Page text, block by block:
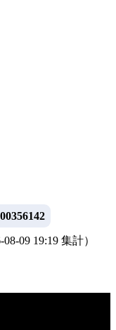
08-09 19:19 集計）